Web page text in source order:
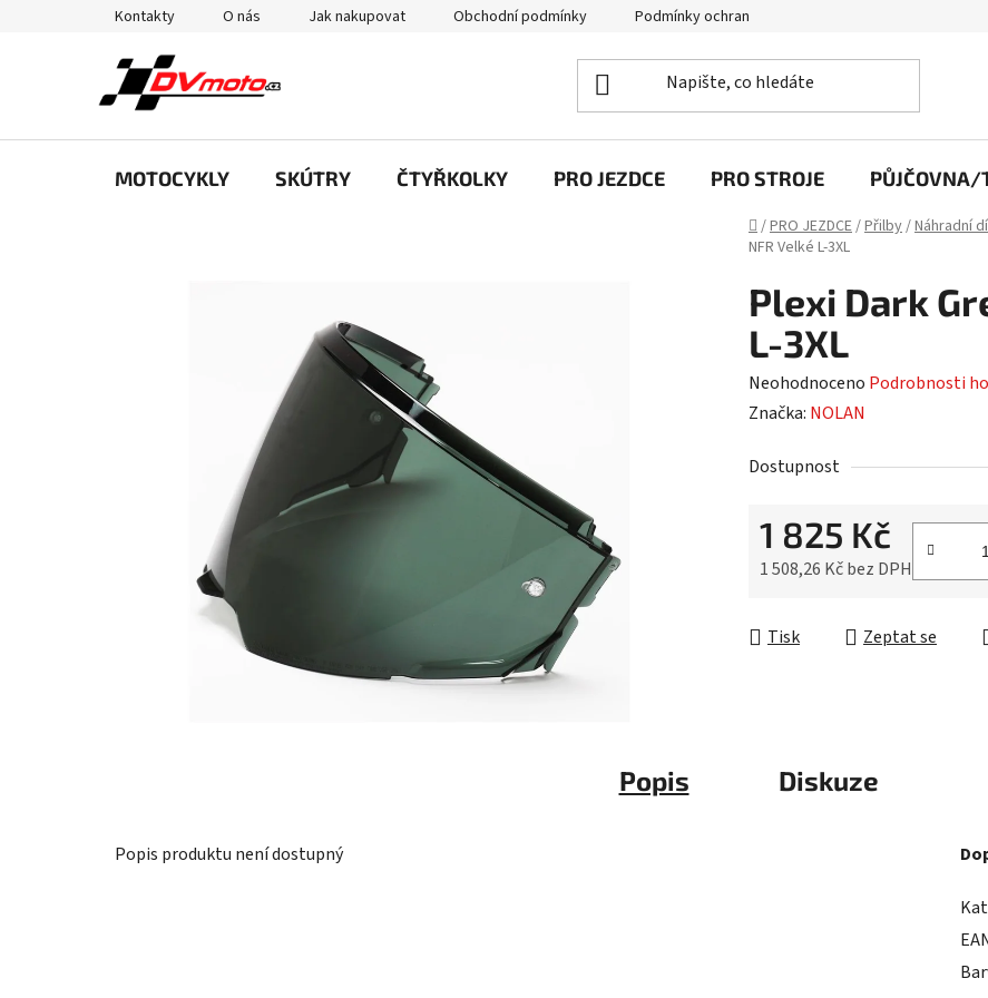
Kontakty O nás Jak nakupovat Obchodní podmínky Podmínky ochrany osobních údajů
MOTOCYKLY SKÚTRY ČTYŘKOLKY PRO JEZDCE PRO STROJE PŮJČOVNA/
Domů
/PRO JEZDCE/Přilby/Náhradní
NFR Velké L-3XL
Plexi Dark
L-3XL
Průměrné
hodnocení
je
Neohodnoceno Podrobnosti
Značka: NOLAN
Dostupnost
1 825 Kč
1 508,26 Kč bez DPH
Tisk Zeptat se
Popis Diskuze
Popis produktu není dostupný